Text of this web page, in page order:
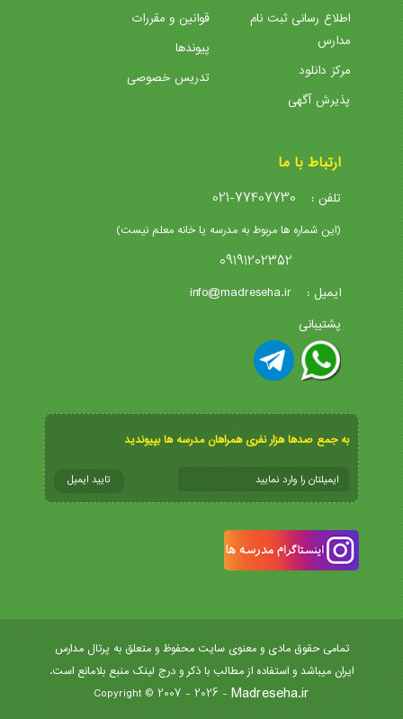
اطلاع رسانی ثبت نام
مدارس
مرکز دانلود
پذیرش آگهی
قوانین و مقررات
پیوندها
تدریس خصوصی
ارتباط با ما
تلفن : 021-77407730
(این شماره ها مربوط به مدرسه یا خانه معلم نیست)
09191202352
ایمیل : info@madreseha.ir
پشتیبانی
به جمع صدها هزار نفری همراهان مدرسه ها بپیوندید
تمامی حقوق مادی و معنوی سایت محفوظ و متعلق به پرتال مدارس
ایران میباشد و استفاده از مطالب با ذکر و درج لینک منبع بلامانع است.
Madreseha.ir
- Copyright © 2007 - 2026